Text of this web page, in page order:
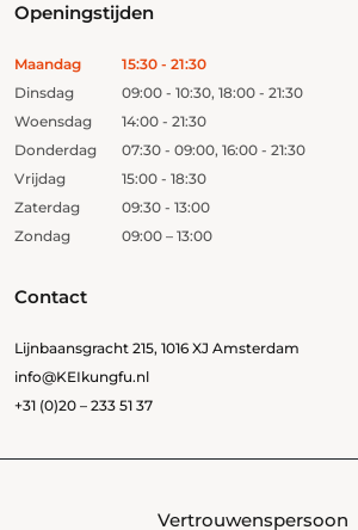
Contact
Lijnbaansgracht 215, 1016 XJ Amsterdam
info@KEIkungfu.nl
+31 (0)20 – 233 51 37
Openingstijden
Maandag
15:30 - 21:30
Dinsdag
09:00 - 10:30, 18:00 - 21:30
Woensdag
14:00 - 21:30
Donderdag
07:30 - 09:00, 16:00 - 21:30
Vrijdag
15:00 - 18:30
Zaterdag
09:30 - 13:00
Zondag
09:00 – 13:00
Vertrouwenspersoon